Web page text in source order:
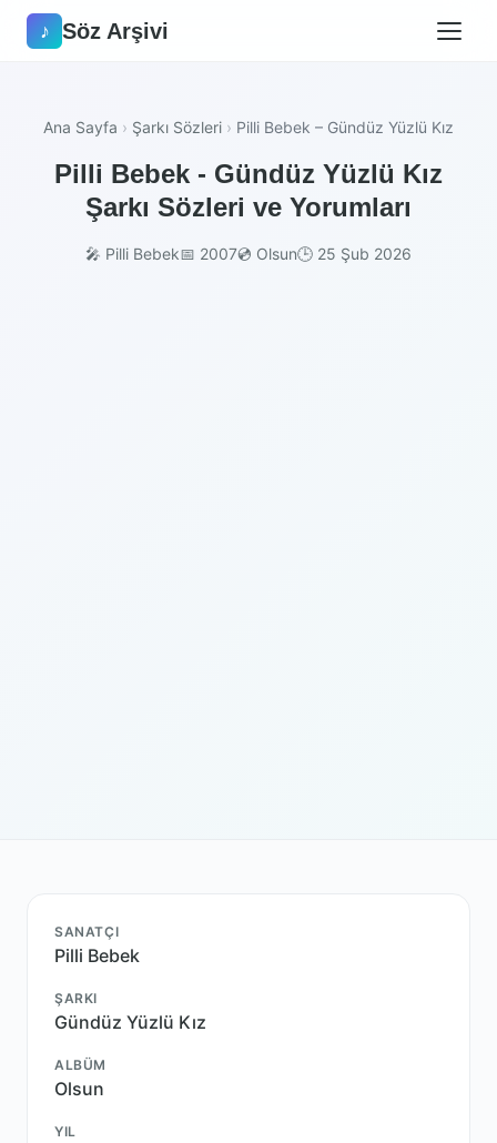
♪ Söz Arşivi
Ana Sayfa › Şarkı Sözleri › Pilli Bebek – Gündüz Yüzlü Kız
Pilli Bebek - Gündüz Yüzlü Kız
Şarkı Sözleri ve Yorumları
🎤 Pilli Bebek📅 2007💿 Olsun🕒 25 Şub 2026
SANATÇI
Pilli Bebek
ŞARKI
Gündüz Yüzlü Kız
ALBÜM
Olsun
YIL